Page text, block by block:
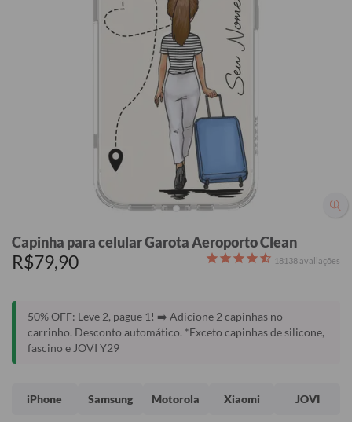
Capinha para celular Garota Aeroporto Clean
R$79,90 18138 avaliações
50% OFF: Leve 2, pague 1! ➡️ Adicione 2 capinhas no
carrinho. Desconto automático. *Exceto capinhas de silicone,
fascino e JOVI Y29
iPhone Samsung Motorola Xiaomi JOVI